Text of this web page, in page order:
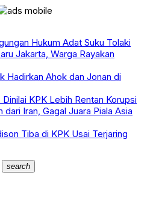
Hukum Adat Suku Tolaki
Jakarta, Warga Rayakan
Hadirkan Ahok dan Jonan di
KPK Lebih Rentan Korupsi
dari Iran, Gagal Juara Piala Asia
Tiba di KPK Usai Terjaring
search